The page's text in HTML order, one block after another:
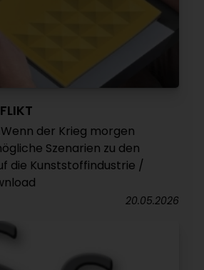
der Krieg morgen
Szenarien zu den
die Kunststoffindustrie /
20.05.2026